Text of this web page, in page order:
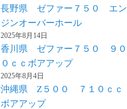
長野県 ゼファー７５０ エン
ジンオーバーホール
2025年8月14日
香川県 ゼファー７５０ ９０
０ｃｃボアアップ
2025年8月4日
沖縄県 Z５００ ７１０ｃｃ
ボアアップ